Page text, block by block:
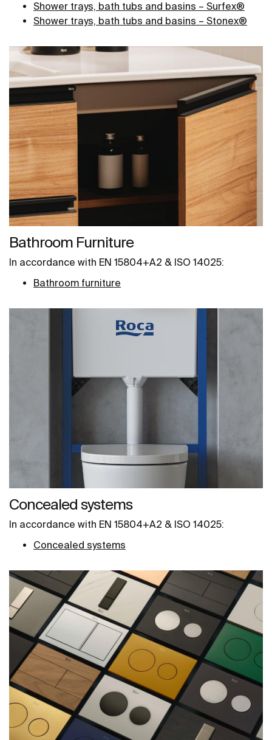
Shower trays, bath tubs and basins – Surfex®
Shower trays, bath tubs and basins – Stonex®
Bathroom Furniture
In accordance with EN 15804+A2 & ISO 14025:
Bathroom furniture
Concealed systems
In accordance with EN 15804+A2 & ISO 14025:
Concealed systems